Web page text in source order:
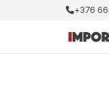
+376